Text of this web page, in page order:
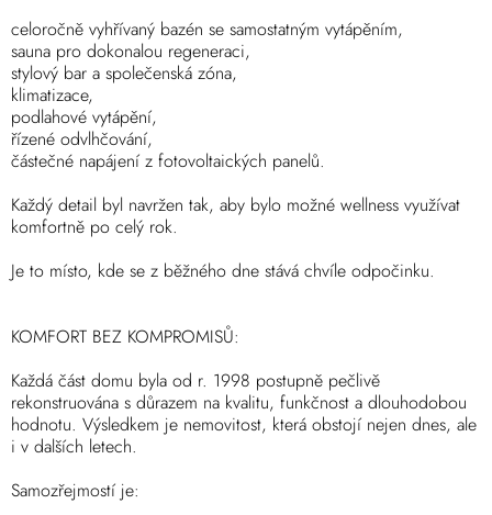
celoročně vyhřívaný bazén se samostatným vytápěním,
sauna pro dokonalou regeneraci,
stylový bar a společenská zóna,
klimatizace,
podlahové vytápění,
řízené odvlhčování,
částečné napájení z fotovoltaických panelů.
Každý detail byl navržen tak, aby bylo možné wellness využívat
komfortně po celý rok.
Je to místo, kde se z běžného dne stává chvíle odpočinku.
KOMFORT BEZ KOMPROMISŮ:
Každá část domu byla od r. 1998 postupně pečlivě
rekonstruována s důrazem na kvalitu, funkčnost a dlouhodobou
hodnotu. Výsledkem je nemovitost, která obstojí nejen dnes, ale
i v dalších letech.
Samozřejmostí je: